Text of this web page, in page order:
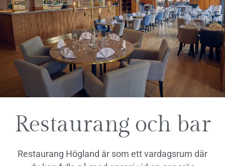
Restaurang och bar
Restaurang Högland är som ett vardagsrum där